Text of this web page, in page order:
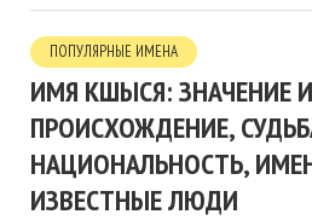
ПОПУЛЯРНЫЕ ИМЕНА
ИМЯ КШЫСЯ: ЗНАЧЕНИЕ
ПРОИСХОЖДЕНИЕ,
НАЦИОНАЛЬНОСТЬ,
ИЗВЕСТНЫЕ ЛЮДИ